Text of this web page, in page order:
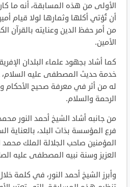
الأولى من هذه المسابقة، أنه ما
أن تُؤتي أكلها وثمارها لولا قيام
من أمر حفظ الدين وعنايته بالقرآن
الأمين.
كما أشاد بجهود علماء البلدان
خدمة حديث المصطفى عليه السلام،
له من أثر في معرفة صحيح الأحكام
الرحمة والسلام.
من جانبه أشاد الشيخ أحمد النور
فرع المؤسسة بذات البلد، بالعناية
المؤمنين صاحب الجلالة الملك
العزيز وسنة نبيه المصطفى عليه
وأبرز الشيخ أحمد النور، في كلمة